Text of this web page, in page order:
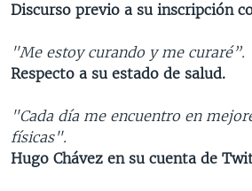
Discurso previo a su inscripción
"Me estoy curando y me curaré”.
Respecto a su estado de salud.
"Cada día me encuentro en
físicas".
Hugo Chávez en su cuenta de